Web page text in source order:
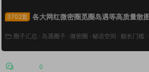
3702套 各大网红微密圈觅圈岛遇等高质量散
圈子汇总 · 岛遇圈子 · 微密圈 · 秘语空间 · 舰长门槛 ·
0